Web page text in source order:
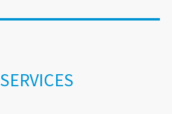
SERVICES